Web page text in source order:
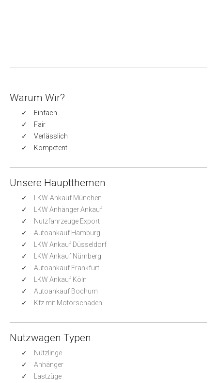
Warum Wir?
Einfach
Fair
Verlässlich
Kompetent
Unsere Hauptthemen
LKW-Ankauf München
LKW Anhänger Ankauf
Nutzfahrzeuge Export
Autoankauf Hamburg
LKW Ankauf Düsseldorf
LKW Ankauf Nürnberg
Autoankauf Frankfurt
LKW Ankauf Köln
Autoankauf Bochum
Kfz mit Motorschaden
Nutzwagen Typen
Nützlinge
Anhänger
Lastzüge